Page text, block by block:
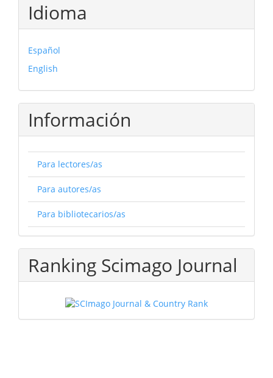
Idioma
Español
English
Información
Para lectores/as
Para autores/as
Para bibliotecarios/as
Ranking Scimago Journal